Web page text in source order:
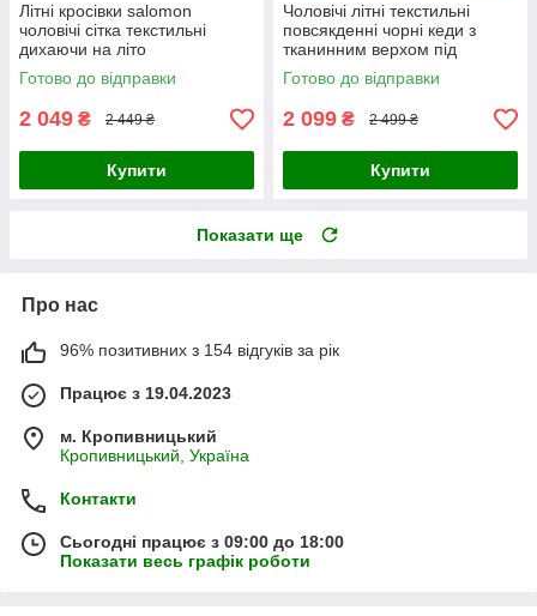
Літні кросівки salomon
чоловічі сітка текстильні
дихаючи на літо
Готово до відправки
2 049 ₴ 2 449 ₴
Купити
Чоловічі літні текстильні
повсякденні чорні кеди з
тканинним верхом під
джинси на літо сітка
Готово до відправки
2 099 ₴ 2 499 ₴
Купити
Показати ще
Про нас
96% позитивних з 154 відгуків за рік
Працює з 19.04.2023
м. Кропивницький
Кропивницький, Україна
Контакти
Сьогодні працює з 09:00 до 18:00
Показати весь графік роботи